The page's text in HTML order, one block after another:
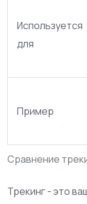
Сравнение
Используется
для
Пример
Трекинг - это